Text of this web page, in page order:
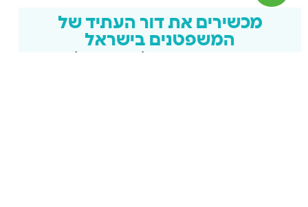
מכשירים את דור העתיד של
המשפטנים בישראל
מגוון הרצאות מומחים מהמכון למשפט ובינה מלאכותית